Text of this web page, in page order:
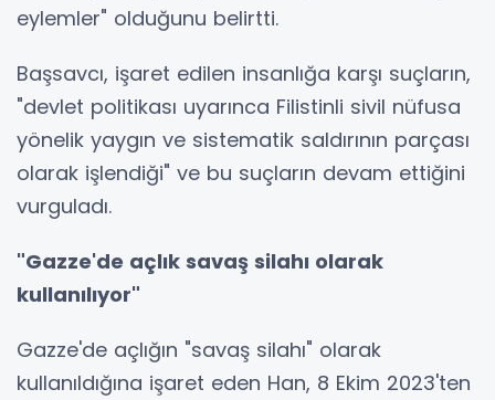
eylemler" olduğunu belirtti.
Başsavcı, işaret edilen insanlığa karşı suçların,
"devlet politikası uyarınca Filistinli sivil nüfusa
yönelik yaygın ve sistematik saldırının parçası
olarak işlendiği" ve bu suçların devam ettiğini
vurguladı.
"Gazze'de açlık savaş silahı olarak
kullanılıyor"
Gazze'de açlığın "savaş silahı" olarak
kullanıldığına işaret eden Han, 8 Ekim 2023'ten